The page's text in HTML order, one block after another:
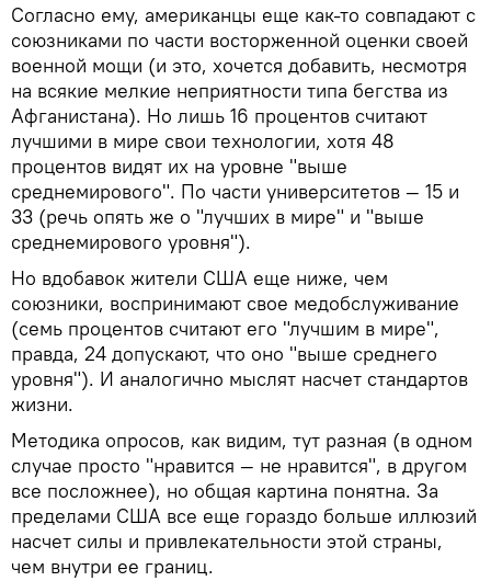
Согласно ему, американцы еще как-то совпадают с
союзниками по части восторженной оценки своей
военной мощи (и это, хочется добавить, несмотря
на всякие мелкие неприятности типа бегства из
Афганистана). Но лишь 16 процентов считают
лучшими в мире свои технологии, хотя 48
процентов видят их на уровне "выше
среднемирового". По части университетов — 15 и
33 (речь опять же о "лучших в мире" и "выше
среднемирового уровня").
Но вдобавок жители США еще ниже, чем
союзники, воспринимают свое медобслуживание
(семь процентов считают его "лучшим в мире",
правда, 24 допускают, что оно "выше среднего
уровня"). И аналогично мыслят насчет стандартов
жизни.
Методика опросов, как видим, тут разная (в одном
случае просто "нравится — не нравится", в другом
все посложнее), но общая картина понятна. За
пределами США все еще гораздо больше иллюзий
насчет силы и привлекательности этой страны,
чем внутри ее границ.